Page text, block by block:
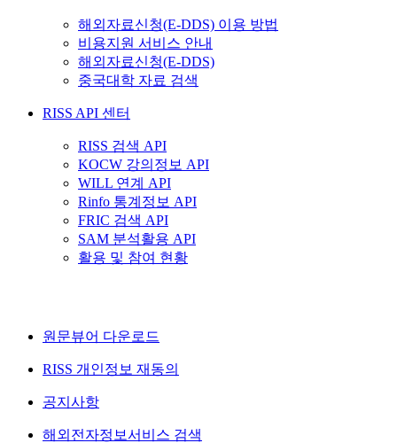
해외자료신청(E-DDS) 이용 방법
비용지원 서비스 안내
해외자료신청(E-DDS)
중국대학 자료 검색
RISS API 센터
RISS 검색 API
KOCW 강의정보 API
WILL 연계 API
Rinfo 통계정보 API
FRIC 검색 API
SAM 분석활용 API
활용 및 참여 현황
원문뷰어 다운로드
RISS 개인정보 재동의
공지사항
해외전자정보서비스 검색